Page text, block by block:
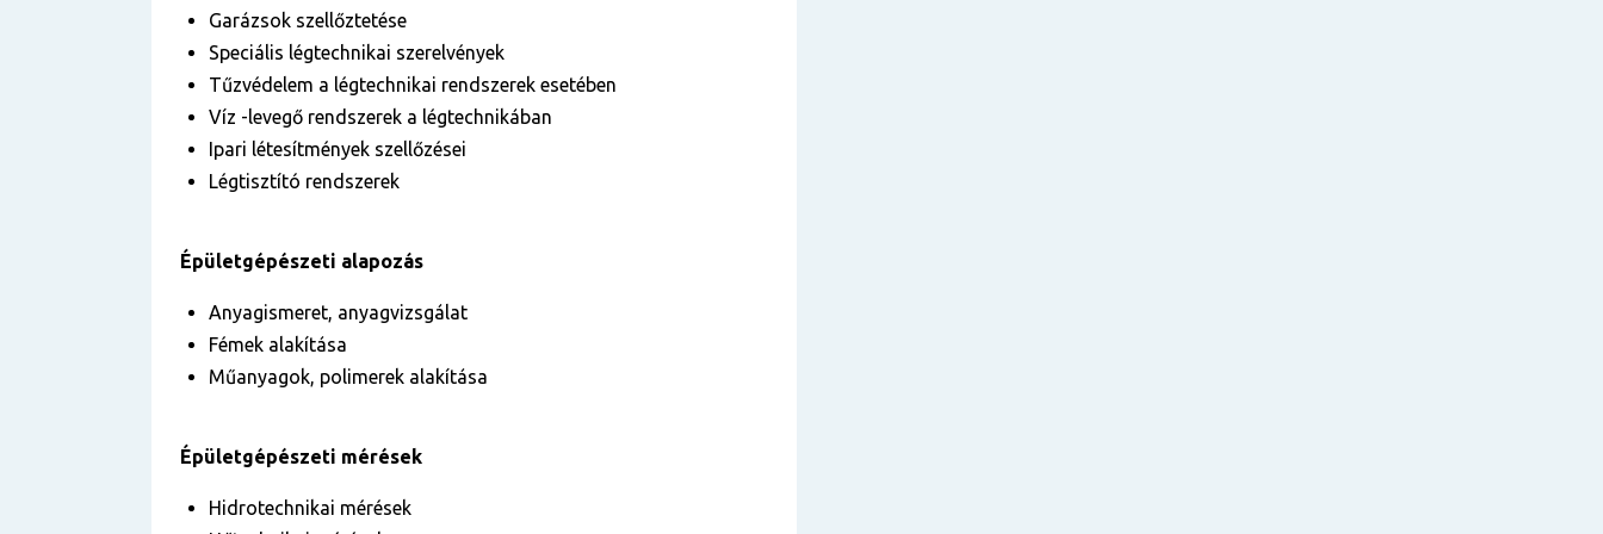
Garázsok szellőztetése
Speciális légtechnikai szerelvények
Tűzvédelem a légtechnikai rendszerek esetében
Víz -levegő rendszerek a légtechnikában
Ipari létesítmények szellőzései
Légtisztító rendszerek
Épületgépészeti alapozás
Anyagismeret, anyagvizsgálat
Fémek alakítása
Műanyagok, polimerek alakítása
Épületgépészeti mérések
Hidrotechnikai mérések